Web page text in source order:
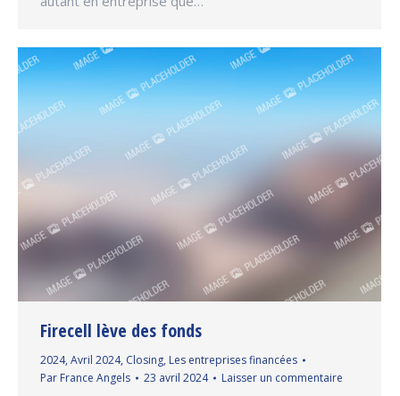
Firecell lève des fonds
2024, Avril 2024, Closing, Les entreprises financées
Par France Angels 23 avril 2024 Laisser un commentaire